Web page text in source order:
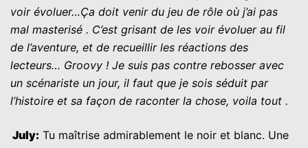
voir évoluer…Ça doit venir du jeu de rôle où j’ai pas
mal masterisé . C’est grisant de les voir évoluer au fil
de l’aventure, et de recueillir les réactions des
lecteurs… Groovy ! Je suis pas contre rebosser avec
un scénariste un jour, il faut que je sois séduit par
l’histoire et sa façon de raconter la chose, voila tout .
July: Tu maîtrise admirablement le noir et blanc. Une